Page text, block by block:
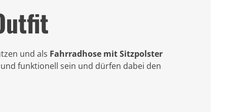
und als Fahrradhose mit Sitzpolster
funktionell sein und dürfen dabei den